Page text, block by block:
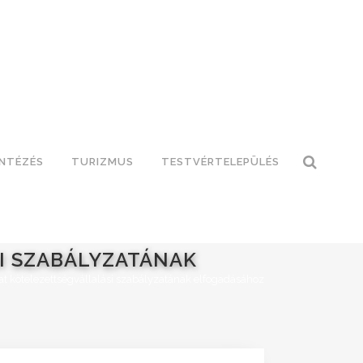
TURIZMUS TESTVÉRTELEPÜLÉS
SZABÁLYZATÁNAK